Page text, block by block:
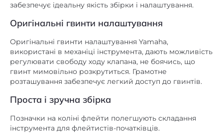
забезпечує ідеальну якість збірки і налаштування.
Оригінальні гвинти налаштування
Оригінальні гвинти налаштування Yamaha,
використані в механіці інструмента, дають можливість
регулювати свободу ходу клапана, не боячись, що
гвинт мимовільно розкрутиться. Грамотне
розташування забезпечує легкий доступ до гвинтів.
Проста і зручна збірка
Позначки на коліні флейти полегшують складання
інструмента для флейтистів-початківців.